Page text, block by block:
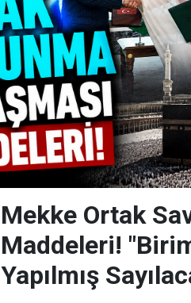
Mekke Ortak
Maddeleri!
Yapılmış